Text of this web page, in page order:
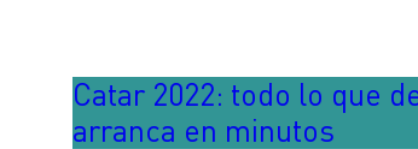
Catar 2022: todo lo que
arranca en minutos